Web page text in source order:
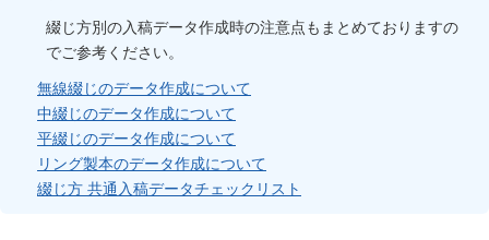
綴じ方別の入稿データ作成時の注意点もまとめておりますの
でご参考ください。
無線綴じのデータ作成について
中綴じのデータ作成について
平綴じのデータ作成について
リング製本のデータ作成について
綴じ方 共通入稿データチェックリスト